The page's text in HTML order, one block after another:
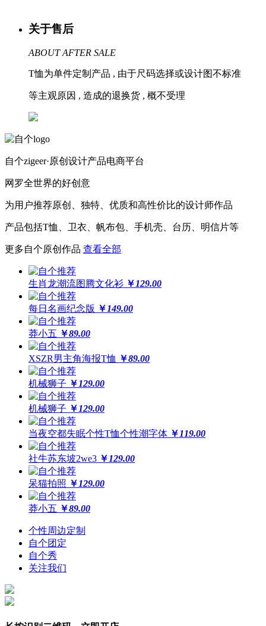
关于售后
ABOUT AFTER SALE
T恤为单件定制产品 , 由于尺码选择或设计图不标准
等主观原因 , 造成的退换货 , 概不受理
自个zigeer·原创设计产品电商平台
网罗全世界的好创意
为用户推荐原创、独特、优质和高性价比的设计师作品
产品包括T恤、卫衣、帆布包、手机壳、台历、明信片等
更多自个原创作品 查看全部
生肖龙潮流图腾文化衫 ￥ 129.00
每日名画纪念版 ￥ 149.00
莽小五 ￥89.00
XSZR男主角海报T恤 ￥89.00
机械狮子 ￥ 129.00
机械狮子 ￥ 129.00
当夜空都失眠个性T恤个性潮字体 ￥ 119.00
社牛苏东坡2we3 ￥ 129.00
呆猫拍照 ￥ 129.00
莽小五 ￥89.00
个性周边定制
自个团定
自个秀
关注我们